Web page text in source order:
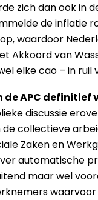
zich dan ook in
de inflatie
waardoor
Akkoord van
elke cao – in
de APC definitief
discussie
collectieve
Zaken en
automatische
maar wel